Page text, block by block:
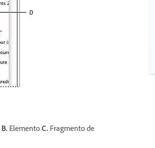
B.Elemento C.Fragmento de